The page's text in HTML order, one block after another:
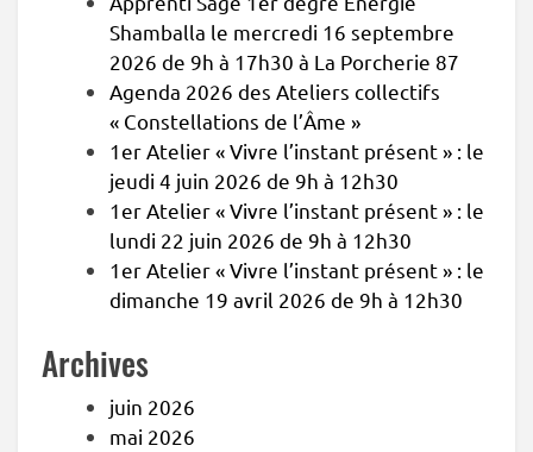
Shamballa le mercredi 16 septembre
2026 de 9h à 17h30 à La Porcherie 87
Agenda 2026 des Ateliers collectifs
« Constellations de l’Âme »
1er Atelier « Vivre l’instant présent » : le
jeudi 4 juin 2026 de 9h à 12h30
1er Atelier « Vivre l’instant présent » : le
lundi 22 juin 2026 de 9h à 12h30
1er Atelier « Vivre l’instant présent » : le
dimanche 19 avril 2026 de 9h à 12h30
Archives
juin 2026
mai 2026